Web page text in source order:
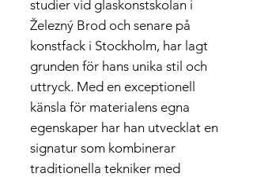
studier vid glaskonstskolan i
Železný Brod och senare på
konstfack i Stockholm, har lagt
grunden för hans unika stil och
uttryck. Med en exceptionell
känsla för materialens egna
egenskaper har han utvecklat en
signatur som kombinerar
traditionella tekniker med